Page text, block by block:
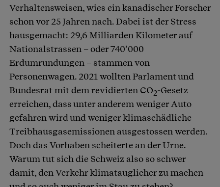
Verhaltensweisen, wies ein kanadischer Forscher
schon vor 25 Jahren nach. Dabei ist der Stress
hausgemacht: 29,6 Milliarden Kilometer auf
Nationalstrassen – oder 740’000
Erdumrundungen – stammen von
Personenwagen. 2021 wollten Parlament und
Bundesrat mit dem revidierten CO2-Gesetz
erreichen, dass unter anderem weniger Auto
gefahren wird und weniger klimaschädliche
Treibhausgasemissionen ausgestossen werden.
Doch das Vorhaben scheiterte an der Urne.
Warum tut sich die Schweiz also so schwer
damit, den Verkehr klimatauglicher zu machen –